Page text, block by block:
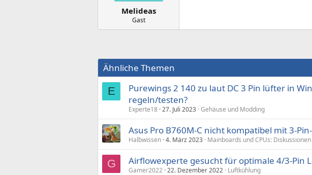
Melideas
Gast
Ähnliche Themen
E
Purewings 2 140 zu laut DC 3 Pin lüfter in
regeln/testen?
Experte18 27. Juli 2023 Gehäuse und Modding
Asus Pro B760M-C nicht kompatibel mit 3-
Halbwissen 4. März 2023 Mainboards und CPUs: Diskussionen
G Airflowexperte gesucht für optimale 4/3-Pin
Gamer2022 22. Dezember 2022 Luftkühlung